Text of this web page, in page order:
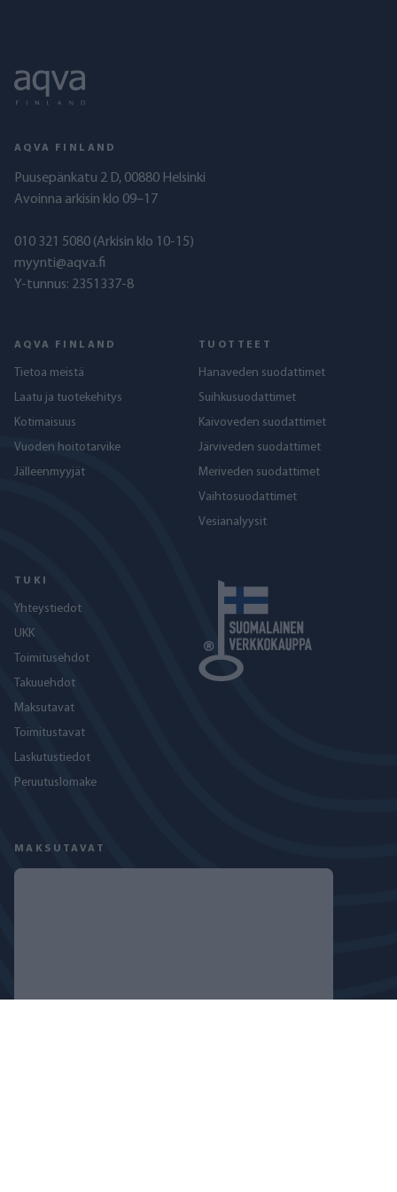
AQVA FINLAND
Puusepänkatu 2 D, 00880 Helsinki
Avoinna arkisin klo 09–17
010 321 5080 (Arkisin klo 10-15)
myynti@aqva.fi
Y-tunnus: 2351337-8
AQVA FINLAND
Tietoa meistä
Laatu ja tuotekehitys
Kotimaisuus
Vuoden hoitotarvike
Jälleenmyyjät
TUOTTEET
Hanaveden suodattimet
Suihkusuodattimet
Kaivoveden suodattimet
Järviveden suodattimet
Meriveden suodattimet
Vaihtosuodattimet
Vesianalyysit
TUKI
Yhteystiedot
UKK
Toimitusehdot
Takuuehdot
Maksutavat
Toimitustavat
Laskutustiedot
Peruutuslomake
MAKSUTAVAT